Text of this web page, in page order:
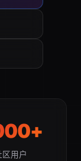
区用户